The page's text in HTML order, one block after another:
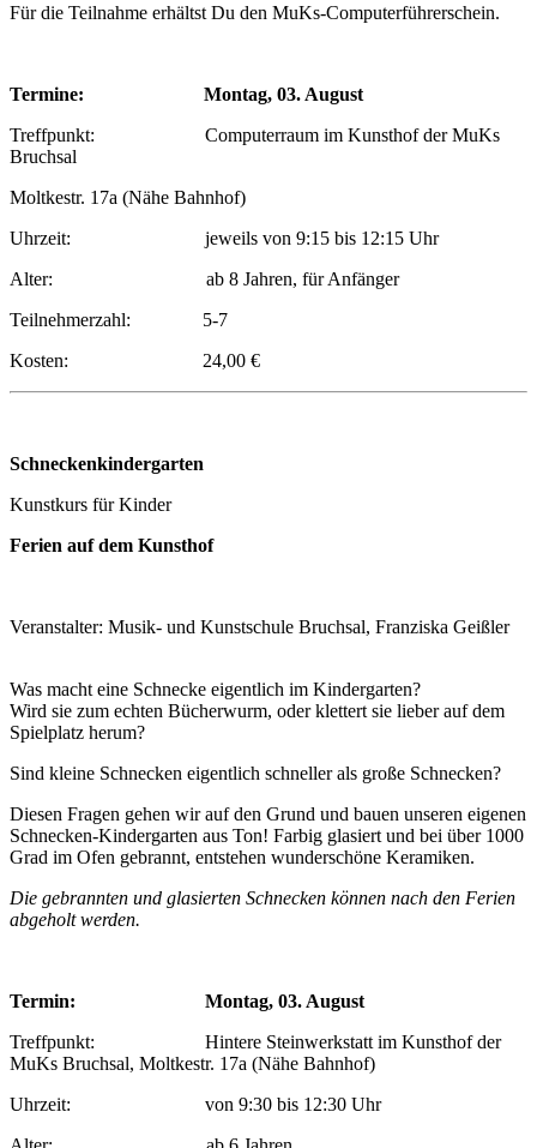
Für die Teilnahme erhältst Du den MuKs-Computerführerschein.
Termine: Montag, 03. August
Treffpunkt: Computerraum im Kunsthof der MuKs
Bruchsal
Moltkestr. 17a (Nähe Bahnhof)
Uhrzeit: jeweils von 9:15 bis 12:15 Uhr
Alter: ab 8 Jahren, für Anfänger
Teilnehmerzahl: 5-7
Kosten: 24,00 €
Schneckenkindergarten
Kunstkurs für Kinder
Ferien auf dem Kunsthof
Veranstalter: Musik- und Kunstschule Bruchsal, Franziska Geißler
Was macht eine Schnecke eigentlich im Kindergarten?
Wird sie zum echten Bücherwurm, oder klettert sie lieber auf dem
Spielplatz herum?
Sind kleine Schnecken eigentlich schneller als große Schnecken?
Diesen Fragen gehen wir auf den Grund und bauen unseren eigenen
Schnecken-Kindergarten aus Ton! Farbig glasiert und bei über 1000
Grad im Ofen gebrannt, entstehen wunderschöne Keramiken.
Die gebrannten und glasierten Schnecken können nach den Ferien
abgeholt werden.
Termin: Montag, 03. August
Treffpunkt: Hintere Steinwerkstatt im Kunsthof der
MuKs Bruchsal, Moltkestr. 17a (Nähe Bahnhof)
Uhrzeit: von 9:30 bis 12:30 Uhr